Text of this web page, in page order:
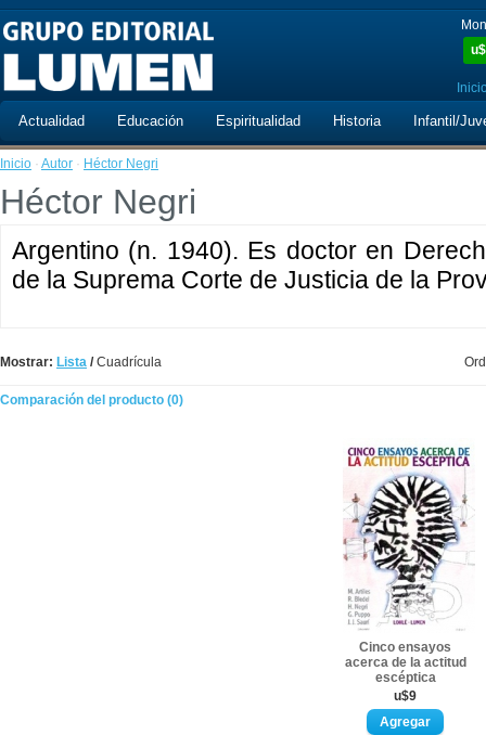
u$
Actualidad Educación Espiritualidad Historia Infantil/
Inicio · Autor · Héctor Negri
Héctor Negri
Argentino (n. 1940). Es doctor en
de la Suprema Corte de Justicia de la
Mostrar: Lista /Cuadrícula
Comparación del producto (0)
Cinco ensayos
acerca de la actitud
escéptica
u$9